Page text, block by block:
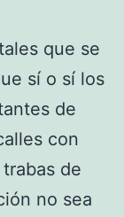
que se
sí o sí los
de
con
de
no sea